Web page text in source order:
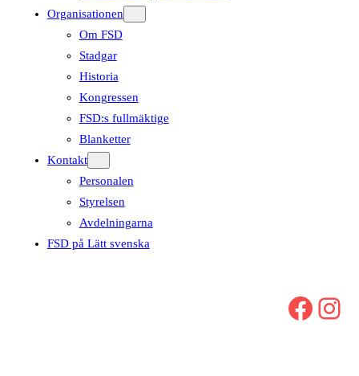
Organisationen
Om FSD
Stadgar
Historia
Kongressen
FSD:s fullmäktige
Blanketter
Kontakt
Personalen
Styrelsen
Avdelningarna
FSD på Lätt svenska
Facebook Instagram